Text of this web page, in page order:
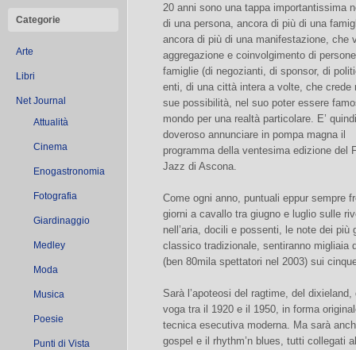
Categorie
Arte
Libri
Net Journal
Attualità
Cinema
Enogastronomia
Fotografia
Giardinaggio
Medley
Moda
Musica
Poesie
Punti di Vista
20 anni sono una tappa importantissima
di una persona, ancora di più di una
ancora di più di una manifestazione, che
aggregazione e coinvolgimento di
famiglie (di negozianti, di sponsor, di
enti, di una città intera a volte, che crede
sue possibilità, nel suo poter essere
mondo per una realtà particolare. E’ quindi
doveroso annunciare in pompa magna il
programma della ventesima edizione del
Jazz di Ascona.
Come ogni anno, puntuali eppur sempre
giorni a cavallo tra giugno e luglio sulle
nell’aria, docili e possenti, le note dei
classico tradizionale, sentiranno migliaia
(ben 80mila spettatori nel 2003) sui
Sarà l’apoteosi del ragtime, del
voga tra il 1920 e il 1950, in forma
tecnica esecutiva moderna. Ma sarà
gospel e il rhythm’n blues, tutti collegati